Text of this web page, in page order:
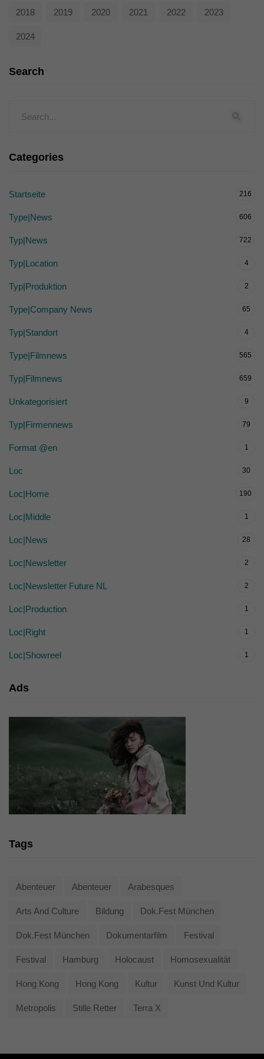
2018 2019 2020 2021 2022 2023
2024
Search
Categories
Startseite 216
Type|News 606
Typ|News 722
Typ|Location 4
Typ|Produktion 2
Type|Company News 65
Typ|Standort 4
Type|Filmnews 565
Typ|Filmnews 659
Unkategorisiert 9
Typ|Firmennews 79
Format @en 1
Loc 30
Loc|Home 190
Loc|Middle 1
Loc|News 28
Loc|Newsletter 2
Loc|Newsletter Future NL 2
Loc|Production 1
Loc|Right 1
Loc|Showreel 1
Ads
Tags
Abenteuer Abenteuer Arabesques
Arts And Culture Bildung Dok.fest München
Dok.fest München Dokumentarfilm Festival
Festival Hamburg Holocaust Homosexualität
Hong Kong Hong Kong Kultur Kunst Und Kultur
Metropolis Stille Retter Terra X